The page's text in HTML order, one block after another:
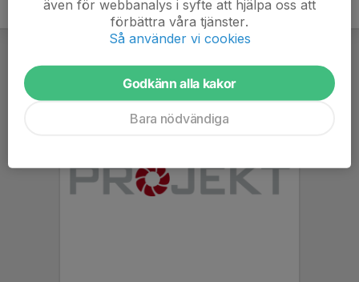
även för webbanalys i syfte att hjälpa oss att
förbättra våra tjänster.
Så använder vi cookies
Godkänn alla kakor
Bara nödvändiga